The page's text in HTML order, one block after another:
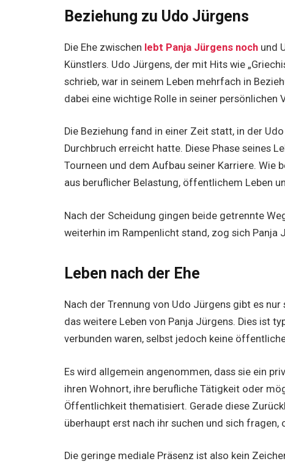
Beziehung zu Udo Jürgens
Die Ehe zwischen lebt Panja Jürgens noch und
Künstlers. Udo Jürgens, der mit Hits wie
schrieb, war in seinem Leben mehrfach in
dabei eine wichtige Rolle in seiner persönlichen
Die Beziehung fand in einer Zeit statt, in der
Durchbruch erreicht hatte. Diese Phase seines
Tourneen und dem Aufbau seiner Karriere. Wie
aus beruflicher Belastung, öffentlichem Leben
Nach der Scheidung gingen beide getrennte
weiterhin im Rampenlicht stand, zog sich
Leben nach der Ehe
Nach der Trennung von Udo Jürgens gibt es
das weitere Leben von Panja Jürgens. Dies ist
verbunden waren, selbst jedoch keine
Es wird allgemein angenommen, dass sie ein
ihren Wohnort, ihre berufliche Tätigkeit oder
Öffentlichkeit thematisiert. Gerade diese
überhaupt erst nach ihr suchen und sich
Die geringe mediale Präsenz ist also kein